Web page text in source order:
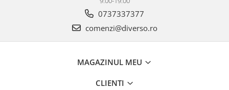
0737337377
comenzi@diverso.ro
MAGAZINUL MEU
CLIENTI